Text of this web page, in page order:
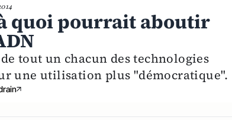
quoi pourrait aboutir
tout un chacun des technologies
une utilisation plus "démocratique".